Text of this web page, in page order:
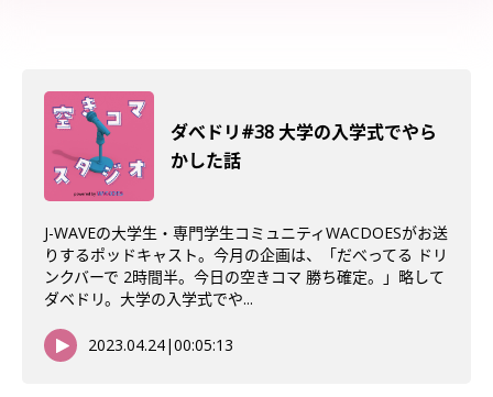
ダべドリ#38 大学の入学式でやら
かした話
J-WAVEの大学生・専門学生コミュニティWACDOESがお送
りするポッドキャスト。今月の企画は、「だべってる ドリ
ンクバーで 2時間半。今日の空きコマ 勝ち確定。」略して
ダベドリ。大学の入学式でや...
2023.04.24|00:05:13